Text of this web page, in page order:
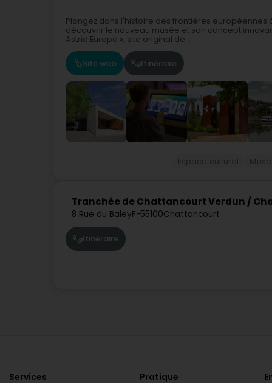
Plongez dans l'histoire des frontières européennes
découvrir le nouveau musée et son concept
Astrid Europa », site original de...
Site web Itinéraire
Tranchée de Chattancourt Verdun /
8 Rue du BaleyF-55100Chattancourt
Itinéraire
Services Pratique